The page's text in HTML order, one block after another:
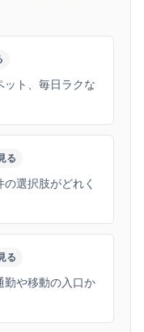
ット、毎日ラクな
る
選択肢がどれく
る
勤や移動の入口か